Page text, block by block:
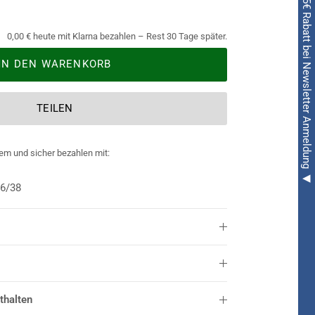
◀ 5€ Rabatt bei Newsletter Anmeldung ◀
0,00 € heute mit Klarna bezahlen – Rest 30 Tage später.
IN DEN WARENKORB
TEILEN
und sicher bezahlen mit:
38